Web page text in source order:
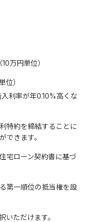
万円単位）
位）
利率が年0.10%高くな
特約を締結することに
できます。
宅ローン契約書に基づ
第一順位の抵当権を設
ただけます。